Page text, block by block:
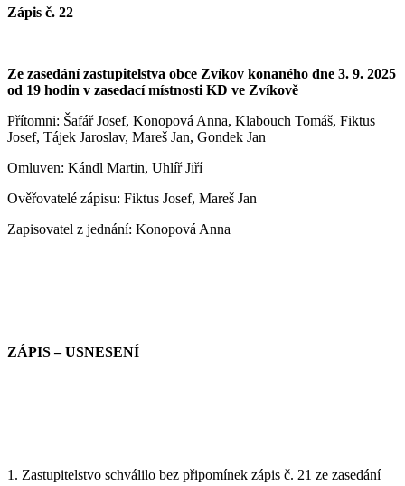
Zápis č. 22
Ze zasedání zastupitelstva obce Zvíkov konaného dne 3. 9. 2025
od 19 hodin v zasedací místnosti KD ve Zvíkově
Přítomni: Šafář Josef, Konopová Anna, Klabouch Tomáš, Fiktus
Josef, Tájek Jaroslav, Mareš Jan, Gondek Jan
Omluven: Kándl Martin, Uhlíř Jiří
Ověřovatelé zápisu: Fiktus Josef, Mareš Jan
Zapisovatel z jednání: Konopová Anna
ZÁPIS – USNESENÍ
1. Zastupitelstvo schválilo bez připomínek zápis č. 21 ze zasedání